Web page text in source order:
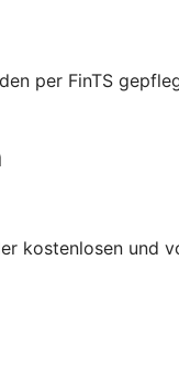
per FinTS
kostenlosen